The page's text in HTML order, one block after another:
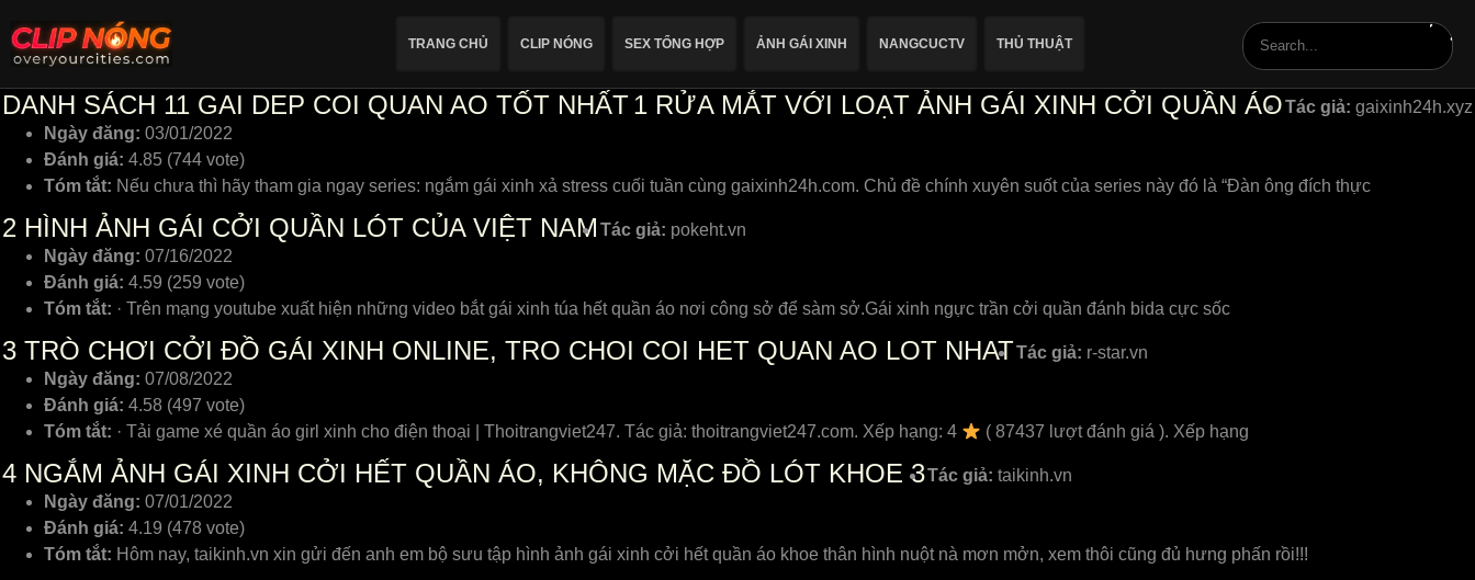
TRANG CHỦ CLIP NÓNG SEX TỔNG HỢP ẢNH GÁI XINH NANGCUCTV THỦ THUẬT
DANH SÁCH 11 GAI DEP COI QUAN AO TỐT NHẤT1 RỬA MẮT VỚI LOẠT ẢNH GÁI XINH CỞI QUẦN ÁOTác giả: gaixinh24h.xyz
Ngày đăng: 03/01/2022
Đánh giá: 4.85 (744 vote)
Tóm tắt: Nếu chưa thì hãy tham gia ngay series: ngắm gái xinh xả stress cuối tuần cùng gaixinh24h.com. Chủ đề chính xuyên suốt của series này đó là “Đàn ông đích thực
2 HÌNH ẢNH GÁI CỞI QUẦN LÓT CỦA VIỆT NAM Tác giả: pokeht.vn
Ngày đăng: 07/16/2022
Đánh giá: 4.59 (259 vote)
Tóm tắt: · Trên mạng youtube xuất hiện những video bắt gái xinh túa hết quần áo nơi công sở để sàm sở.Gái xinh ngực trần cởi quần đánh bida cực sốc
3 TRÒ CHƠI CỞI ĐỒ GÁI XINH ONLINE, TRO CHOI COI HET QUAN AO LOT NHATTác giả: r-star.vn
Ngày đăng: 07/08/2022
Đánh giá: 4.58 (497 vote)
Tóm tắt: · Tải game xé quần áo girl xinh cho điện thoại | Thoitrangviet247. Tác giả: thoitrangviet247.com. Xếp hạng: 4 ( 87437 lượt đánh giá ). Xếp hạng
4 NGẮM ẢNH GÁI XINH CỞI HẾT QUẦN ÁO, KHÔNG MẶC ĐỒ LÓT KHOE 3Tác giả: taikinh.vn
Ngày đăng: 07/01/2022
Đánh giá: 4.19 (478 vote)
Tóm tắt: Hôm nay, taikinh.vn xin gửi đến anh em bộ sưu tập hình ảnh gái xinh cởi hết quần áo khoe thân hình nuột nà mơn mởn, xem thôi cũng đủ hưng phấn rồi!!!